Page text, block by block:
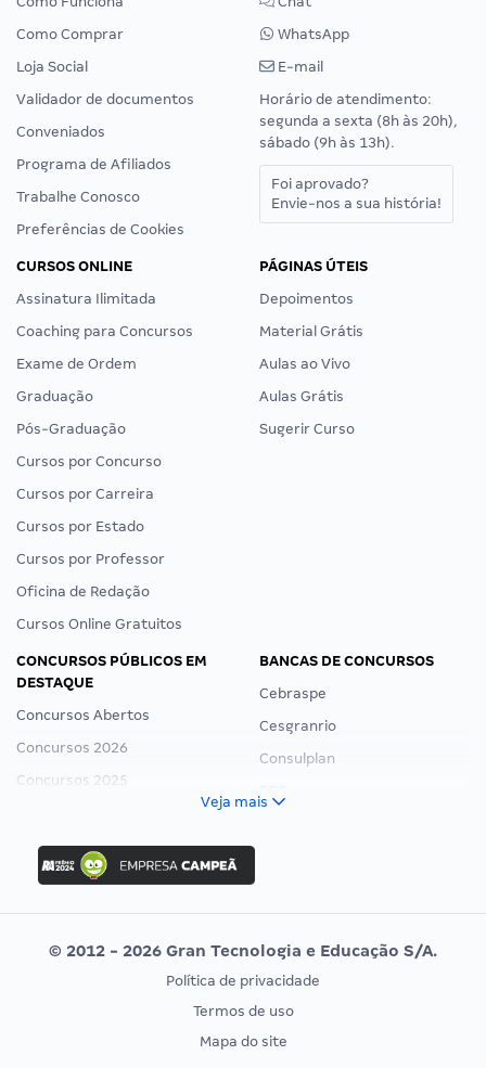
Como Comprar
Loja Social
Validador de documentos
Conveniados
Programa de Afiliados
Trabalhe Conosco
Preferências de Cookies
WhatsApp
E-mail
Horário de atendimento:
segunda a sexta (8h às 20h),
sábado (9h às 13h).
Foi aprovado?
Envie-nos a sua história!
CURSOS ONLINE
Assinatura Ilimitada
Coaching para Concursos
Exame de Ordem
Graduação
Pós-Graduação
Cursos por Concurso
Cursos por Carreira
Cursos por Estado
Cursos por Professor
Oficina de Redação
Cursos Online Gratuitos
PÁGINAS ÚTEIS
Depoimentos
Material Grátis
Aulas ao Vivo
Aulas Grátis
Sugerir Curso
CONCURSOS PÚBLICOS EM
DESTAQUE
Concursos Abertos
Concursos 2026
Concursos 2025
Concurso Ibama
Concurso MPU
Editais publicados
BANCAS DE CONCURSOS
Cebraspe
Cesgranrio
Consulplan
Vunesp
CONCURSOS POR PROFISSÃO
EXAME DE ORDEM
Veja mais
© 2012 - 2026 Gran Tecnologia e Educação S/A.
Política de privacidade
Termos de uso
Mapa do site